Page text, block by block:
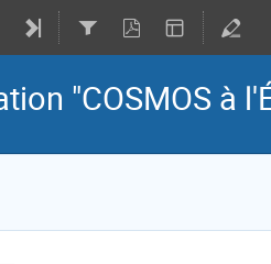
"COSMOS à